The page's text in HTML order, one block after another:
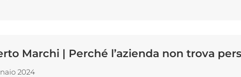
Marchi | Perché l’azienda non trova
2024